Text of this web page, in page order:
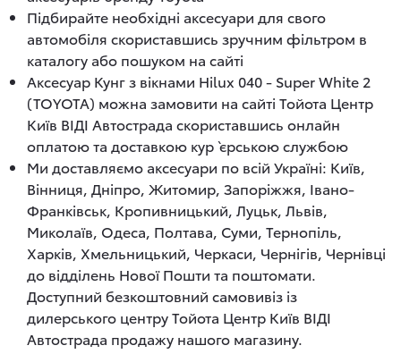
Підбирайте необхідні аксесуари для свого
автомобіля скориставшись зручним фільтром в
каталогу або пошуком на сайті
Аксесуар Кунг з вікнами Hilux 040 - Super White 2
(TOYOTA) можна замовити на сайті Тойота Центр
Київ ВІДІ Автострада скориставшись онлайн
оплатою та доставкою кур`єрською службою
Ми доставляємо аксесуари по всій Україні: Київ,
Вінниця, Дніпро, Житомир, Запоріжжя, Івано-
Франківськ, Кропивницький, Луцьк, Львів,
Миколаїв, Одеса, Полтава, Суми, Тернопіль,
Харків, Хмельницький, Черкаси, Чернігів, Чернівці
до відділень Нової Пошти та поштомати.
Доступний безкоштовний самовивіз із
дилерського центру Тойота Центр Київ ВІДІ
Автострада продажу нашого магазину.